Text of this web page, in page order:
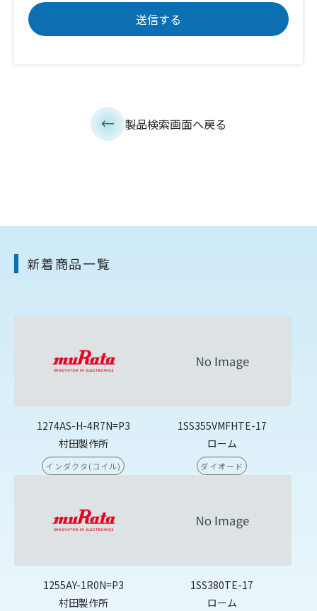
製品検索画面へ戻る
新着商品一覧
1274AS-H-4R7N=P3
村田製作所
インダクタ(コイル)
1SS355VMFHTE-17
ローム
ダイオード
1255AY-1R0N=P3
村田製作所
1SS380TE-17
ローム